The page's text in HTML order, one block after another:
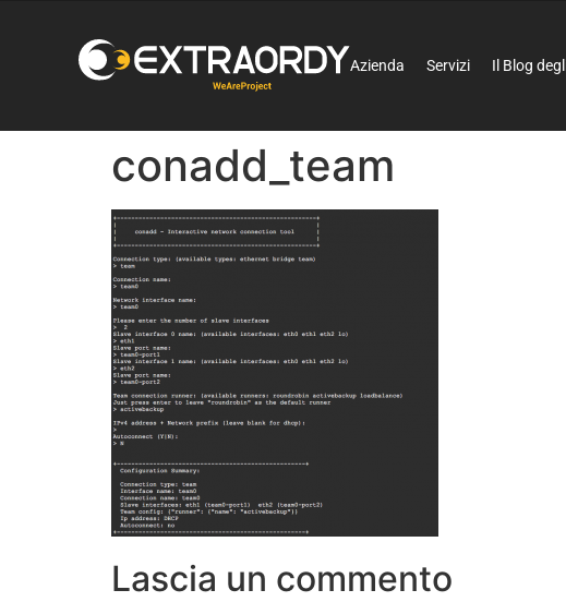
Azienda Servizi Il Blog
conadd_team
Lascia un commento